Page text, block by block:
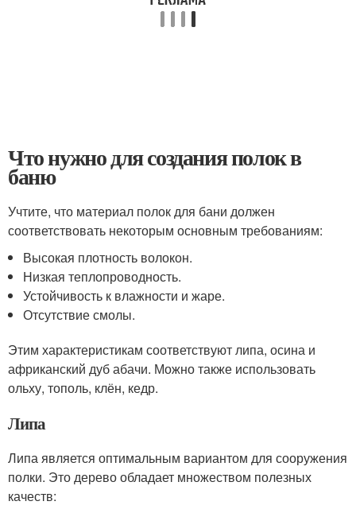
Что нужно для создания полок в
баню
Учтите, что материал полок для бани должен
соответствовать некоторым основным требованиям:
Высокая плотность волокон.
Низкая теплопроводность.
Устойчивость к влажности и жаре.
Отсутствие смолы.
Этим характеристикам соответствуют липа, осина и
африканский дуб абачи. Можно также использовать
ольху, тополь, клён, кедр.
Липа
Липа является оптимальным вариантом для сооружения
полки. Это дерево обладает множеством полезных
качеств: